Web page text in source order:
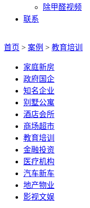
除甲醛视频
联系
首页 > 案例 > 教育培训
家庭新房
政府国企
知名企业
别墅公寓
酒店会所
商场超市
教育培训
金融投资
医疗机构
汽车新车
地产物业
影视文娱